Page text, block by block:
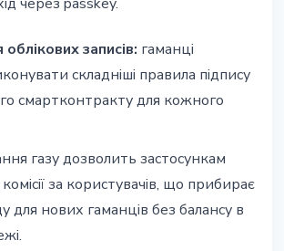
записів: гаманці
складніші правила підпису
смартконтракту для кожного
газу дозволить застосункам
за користувачів, що прибирає
для нових гаманців без балансу в